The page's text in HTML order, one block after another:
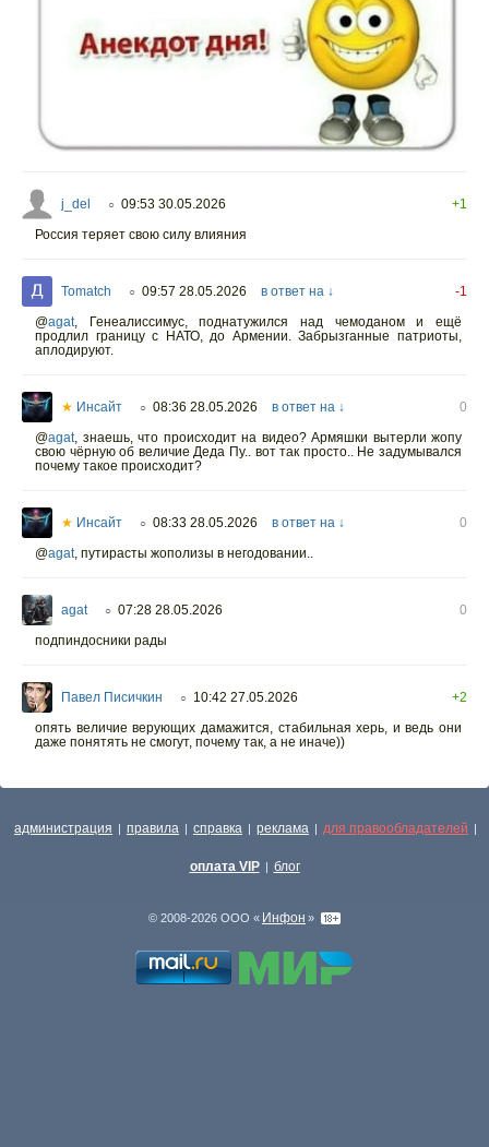
j_del ○ 09:53 30.05.2026
+1
Россия теряет свою силу влияния
Tomatch ○ 09:57 28.05.2026 в ответ на ↓
-1
@agat,
Генеалиссимус, поднатужился над чемоданом и ещё
продлил границу с НАТО, до Армении. Забрызганные патриоты,
аплодируют.
★ Инсайт ○ 08:36 28.05.2026 в ответ на ↓
0
@agat, знаешь, что происходит на видео? Армяшки вытерли жопу
свою чёрную об величие Деда Пу.. вот так просто.. Не задумывался
почему такое происходит?
★ Инсайт ○ 08:33 28.05.2026 в ответ на ↓
0
@agat, путирасты жополизы в негодовании..
agat ○ 07:28 28.05.2026
0
подпиндосники рады
Павел Писичкин ○ 10:42 27.05.2026
+2
опять величие верующих дамажится, стабильная херь, и ведь они
даже понятять не смогут, почему так, а не иначе))
администрация | правила | справка | реклама | для правообладателей |
оплата VIP | блог
© 2008-2026 ООО « Инфон »